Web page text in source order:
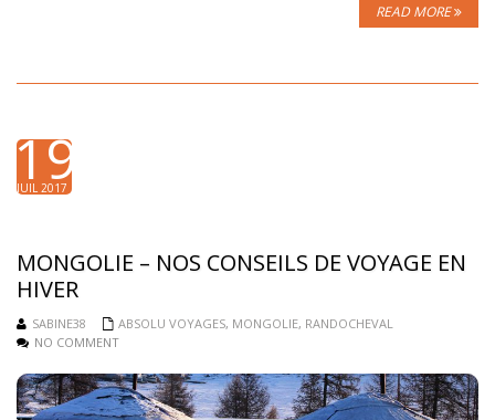
READ MORE
19
JUIL 2017
MONGOLIE – NOS CONSEILS DE VOYAGE EN
HIVER
SABINE38 ABSOLU VOYAGES, MONGOLIE, RANDOCHEVAL
NO COMMENT